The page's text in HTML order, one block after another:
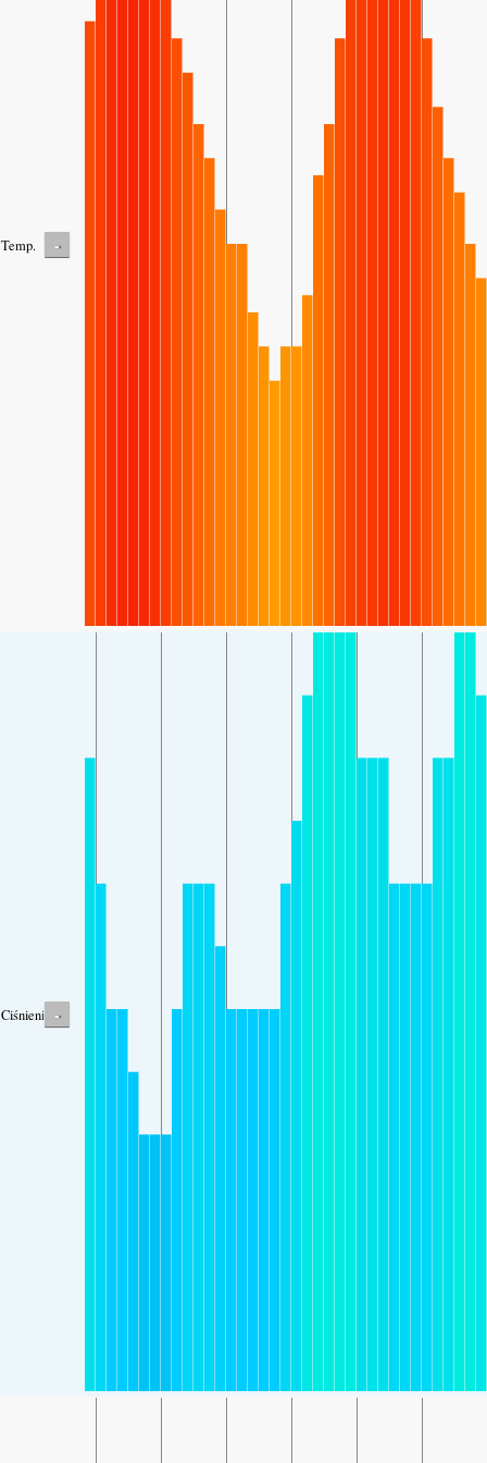
Temp. -
Ciśnienie -